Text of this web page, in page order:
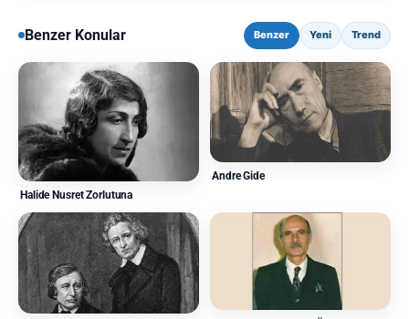
Benzer Konular Benzer Yeni Trend
Halide Nusret Zorlutuna
Andre Gide